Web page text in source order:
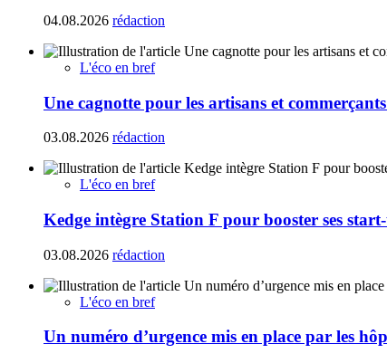
04.08.2026 rédaction
L'éco en bref
Une cagnotte pour les artisans et
03.08.2026 rédaction
L'éco en bref
Kedge intègre Station F pour booster ses
03.08.2026 rédaction
L'éco en bref
Un numéro d’urgence mis en place par les